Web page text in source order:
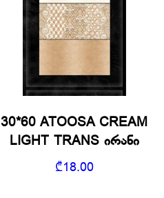
30*60 ATOOSA CREAM
LIGHT TRANS ირანი
₾18.00